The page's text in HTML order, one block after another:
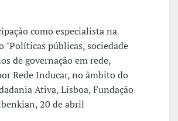
como especialista na
"Políticas públicas, sociedade
de governação em rede,
Rede Inducar, no âmbito do
Ativa, Lisboa, Fundação
20 de abril